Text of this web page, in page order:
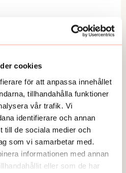
cookies
för att anpassa innehållet
tillhandahålla funktioner
vår trafik. Vi
identifierare och annan
till de sociala medier och
som vi samarbetar med.
informationen med annan
eller som de har